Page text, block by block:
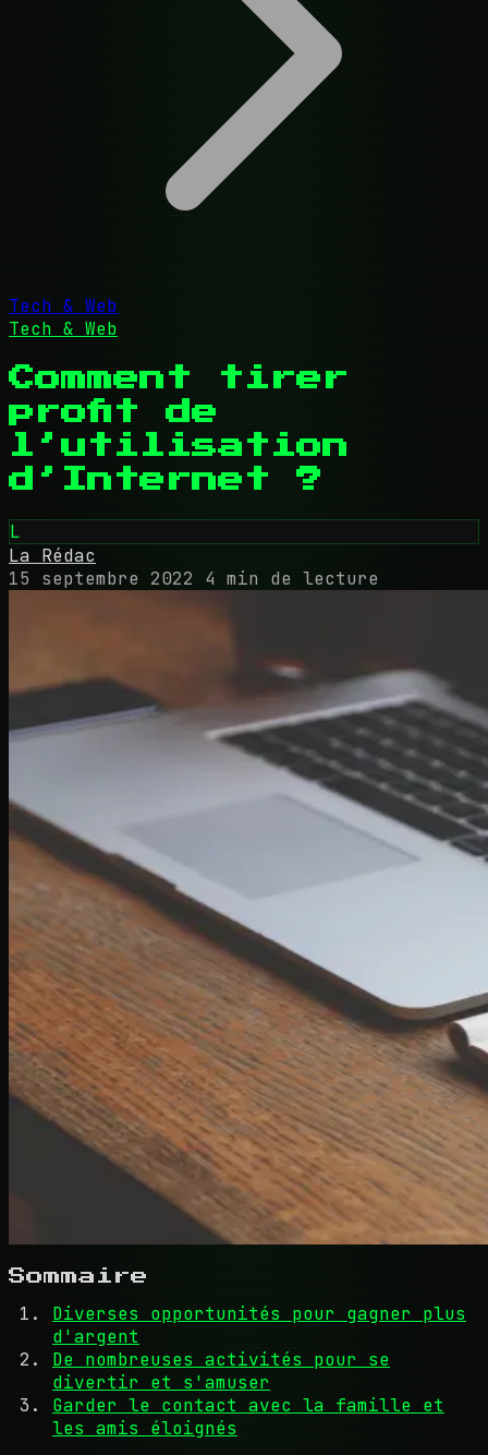
Tech & Web
Tech & Web
Comment tirer
profit de
l’utilisation
d’Internet ?
L
La Rédac
15 septembre 2022
4 min de lecture
Sommaire
Diverses opportunités pour gagner plus
d'argent
De nombreuses activités pour se
divertir et s'amuser
Garder le contact avec la famille et
les amis éloignés